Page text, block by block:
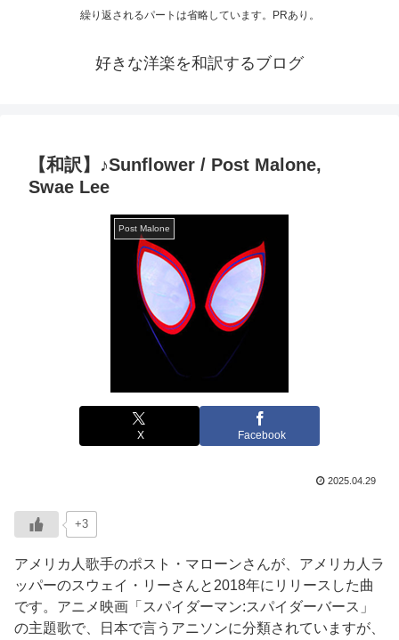
繰り返されるパートは省略しています。PRあり。
好きな洋楽を和訳するブログ
【和訳】♪Sunflower / Post Malone,
Swae Lee
Post Malone
X Facebook
2025.04.29
+3
アメリカ人歌手のポスト・マローンさんが、アメリカ人ラ
ッパーのスウェイ・リーさんと2018年にリリースした曲
です。アニメ映画「スパイダーマン:スパイダーバース」
の主題歌で、日本で言うアニソンに分類されていますが、